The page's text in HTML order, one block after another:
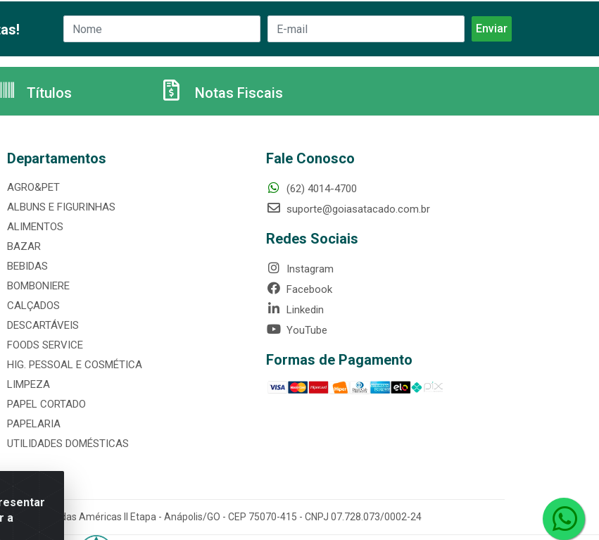
a
Títulos Notas Fiscais
Departamentos
AGRO&PET
ALBUNS E FIGURINHAS
ALIMENTOS
BAZAR
BEBIDAS
BOMBONIERE
CALÇADOS
DESCARTÁVEIS
FOODS SERVICE
HIG. PESSOAL E COSMÉTICA
LIMPEZA
PAPEL CORTADO
PAPELARIA
UTILIDADES DOMÉSTICAS
Fale Conosco
(62) 4014-4700
suporte@goiasatacado.com.br
Redes Sociais
Instagram
Facebook
Linkedin
YouTube
Formas de Pagamento
Jardim das Américas II Etapa - Anápolis/GO - CEP 75070-415 - CNPJ 07.728.073/0002-24